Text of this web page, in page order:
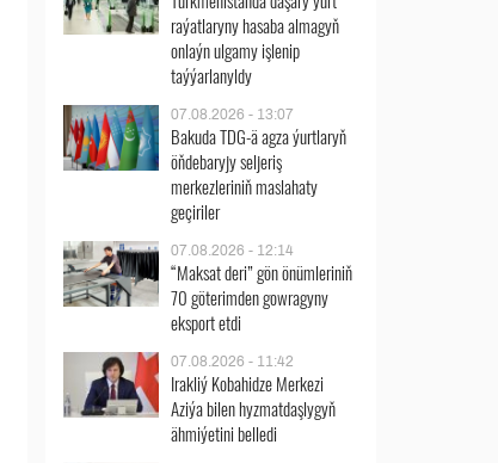
raýatlaryny hasaba almagyň
onlaýn ulgamy işlenip
taýýarlanyldy
07.08.2026 - 13:07
Bakuda TDG-ä agza ýurtlaryň
öňdebaryjy seljeriş
merkezleriniň maslahaty
geçiriler
07.08.2026 - 12:14
“Maksat deri” gön önümleriniň
70 göterimden gowragyny
eksport etdi
07.08.2026 - 11:42
Irakliý Kobahidze Merkezi
Aziýa bilen hyzmatdaşlygyň
ähmiýetini belledi